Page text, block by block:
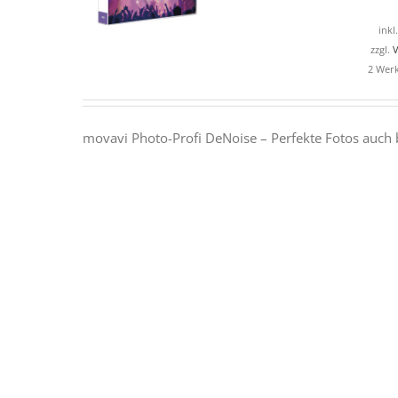
zzgl.
2
movavi Photo-Profi DeNoise – Perfekte Fotos auch